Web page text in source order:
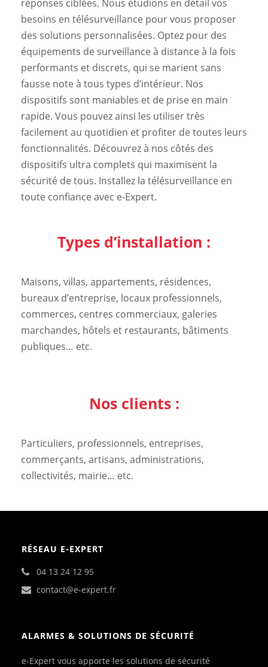
réponses ciblées. Nous étudions en détail vos
besoins en télésurveillance pour vous proposer
des solutions personnalisées. Optez pour des
équipements de surveillance à distance à la fois
performants et discrets, qui se marient sans
fausse note à tous types d’intérieur. Nos
dispositifs sont maniables et de prise en main
rapide. Vous pouvez ainsi les utiliser très
facilement au quotidien et profiter de toutes leurs
fonctionnalités. Découvrez à nos côtés des
dispositifs ultra complets qui maximisent la
sécurité de tous. Installez la télésurveillance en
toute confiance avec e-Expert.
Types d’installation :
Maisons, villas, appartements, résidences,
bureaux d’entreprise, locaux professionnels,
commerces, centres commerciaux, galeries
marchandes, hôtels et restaurants, bâtiments
publiques… etc.
Nos clients :
Particuliers, professionnels, entreprises,
commerçants, artisans, administrations,
collectivités, mairie… etc.
RÉSEAU E-EXPERT
04 13 24 12 95
contact@e-expert.fr
ALARMES & SOLUTIONS DE SÉCURITÉ
e-Expert vous apporte les solutions de sécurité